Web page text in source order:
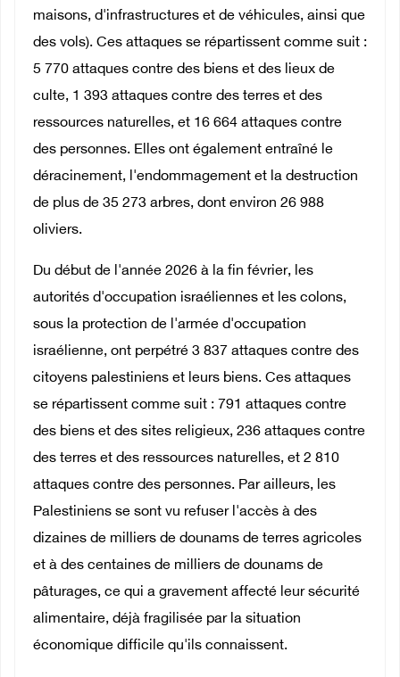
maisons, d'infrastructures et de véhicules, ainsi que
des vols). Ces attaques se répartissent comme suit :
5 770 attaques contre des biens et des lieux de
culte, 1 393 attaques contre des terres et des
ressources naturelles, et 16 664 attaques contre
des personnes. Elles ont également entraîné le
déracinement, l'endommagement et la destruction
de plus de 35 273 arbres, dont environ 26 988
oliviers.
Du début de l'année 2026 à la fin février, les
autorités d'occupation israéliennes et les colons,
sous la protection de l'armée d'occupation
israélienne, ont perpétré 3 837 attaques contre des
citoyens palestiniens et leurs biens. Ces attaques
se répartissent comme suit : 791 attaques contre
des biens et des sites religieux, 236 attaques contre
des terres et des ressources naturelles, et 2 810
attaques contre des personnes. Par ailleurs, les
Palestiniens se sont vu refuser l'accès à des
dizaines de milliers de dounams de terres agricoles
et à des centaines de milliers de dounams de
pâturages, ce qui a gravement affecté leur sécurité
alimentaire, déjà fragilisée par la situation
économique difficile qu'ils connaissent.